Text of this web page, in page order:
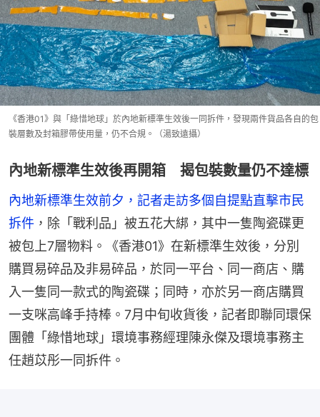
《香港01》與「綠惜地球」於內地新標準生效後一同拆件，發現兩件貨品各自的包
裝層數及封箱膠帶使用量，仍不合規。（湯致遠攝）
內地新標準生效後再開箱 揭包裝數量仍不達標
內地新標準生效前夕，記者走訪多個自提點直擊市民
拆件 ，除「戰利品」被五花大綁，其中一隻陶瓷碟更
被包上7層物料。《香港01》在新標準生效後，分別
購買易碎品及非易碎品，於同一平台、同一商店、購
入一隻同一款式的陶瓷碟；同時，亦於另一商店購買
一支咪高峰手持棒。7月中旬收貨後，記者即聯同環保
團體「綠惜地球」環境事務經理陳永傑及環境事務主
任趙苡彤一同拆件。